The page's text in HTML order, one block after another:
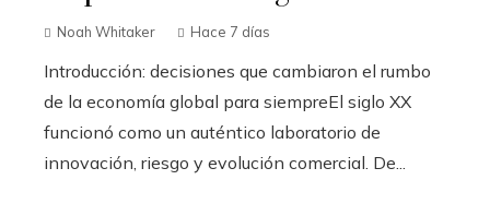
Noah Whitaker Hace 7 días
Introducción: decisiones que cambiaron el rumbo
de la economía global para siempreEl siglo XX
funcionó como un auténtico laboratorio de
innovación, riesgo y evolución comercial. De...